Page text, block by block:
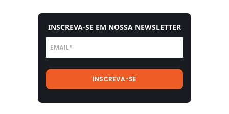
INSCREVA-SE EM NOSSA NEWSLETTER